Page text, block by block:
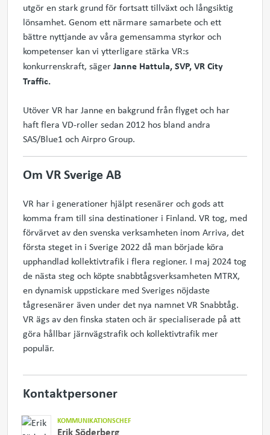
utgör en stark grund för fortsatt tillväxt och långsiktig
lönsamhet. Genom ett närmare samarbete och ett
bättre nyttjande av våra gemensamma styrkor och
kompetenser kan vi ytterligare stärka VR:s
konkurrenskraft, sägerJanne Hattula, SVP, VR City
Traffic.
Utöver VR har Janne en bakgrund från flyget och har
haft flera VD-roller sedan 2012 hos bland andra
SAS/Blue1 och Airpro Group.
Om VR Sverige AB
VR har i generationer hjälpt resenärer och gods att
komma fram till sina destinationer i Finland. VR tog, med
förvärvet av den svenska verksamheten inom Arriva, det
första steget in i Sverige 2022 då man började köra
upphandlad kollektivtrafik i flera regioner. I maj 2024 tog
de nästa steg och köpte snabbtågsverksamheten MTRX,
en dynamisk uppstickare med Sveriges nöjdaste
tågresenärer även under det nya namnet VR Snabbtåg.
VR ägs av den finska staten och är specialiserade på att
göra hållbar järnvägstrafik och kollektivtrafik mer
populär.
Kontaktpersoner
KOMMUNIKATIONSCHEF
Erik Söderberg